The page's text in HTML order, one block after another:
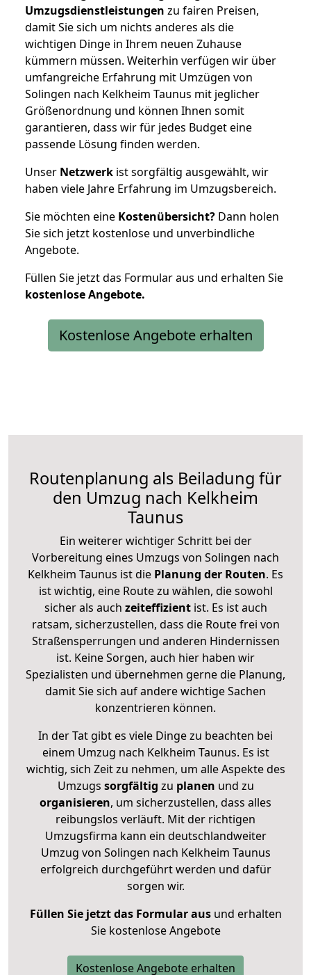
Umzugsdienstleistungen zu fairen Preisen,
damit Sie sich um nichts anderes als die
wichtigen Dinge in Ihrem neuen Zuhause
kümmern müssen. Weiterhin verfügen wir über
umfangreiche Erfahrung mit Umzügen von
Solingen nach Kelkheim Taunus mit jeglicher
Größenordnung und können Ihnen somit
garantieren, dass wir für jedes Budget eine
passende Lösung finden werden.
Unser Netzwerk ist sorgfältig ausgewählt, wir
haben viele Jahre Erfahrung im Umzugsbereich.
Sie möchten eine Kostenübersicht? Dann holen
Sie sich jetzt kostenlose und unverbindliche
Angebote.
Füllen Sie jetzt das Formular aus und erhalten Sie
kostenloseAngebote.
Kostenlose Angebote erhalten
Routenplanung als Beiladung für
den Umzug nach Kelkheim
Taunus
Ein weiterer wichtiger Schritt bei der
Vorbereitung eines Umzugs von Solingen nach
Kelkheim Taunus ist die Planung der Routen. Es
ist wichtig, eine Route zu wählen, die sowohl
sicher als auch zeiteffizientist. Es ist auch
ratsam, sicherzustellen, dass die Route frei von
Straßensperrungen und anderen Hindernissen
ist. Keine Sorgen, auch hier haben wir
Spezialisten und übernehmen gerne die Planung,
damit Sie sich auf andere wichtige Sachen
konzentrieren können.
In der Tat gibt es viele Dinge zu beachten bei
einem Umzug nach Kelkheim Taunus. Es ist
wichtig, sich Zeit zu nehmen, um alle Aspekte des
Umzugs sorgfältig zu planen und zu
organisieren, um sicherzustellen, dass alles
reibungslos verläuft. Mit der richtigen
Umzugsfirma kann ein deutschlandweiter
Umzug von Solingen nach Kelkheim Taunus
erfolgreich durchgeführt werden und dafür
sorgen wir.
Füllen Sie jetzt das Formular ausund erhalten
Sie kostenlose Angebote
Kostenlose Angebote erhalten